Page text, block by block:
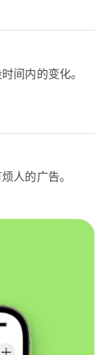
间内的变化。
人的广告。